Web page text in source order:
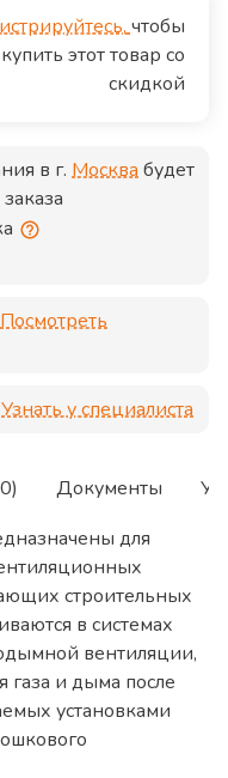
чтобы
купить этот товар со
скидкой
в г. Москвабудет
Посмотреть
Узнать у специалиста
Документы
для
строительных
в системах
вентиляции,
газа и дыма после
установками